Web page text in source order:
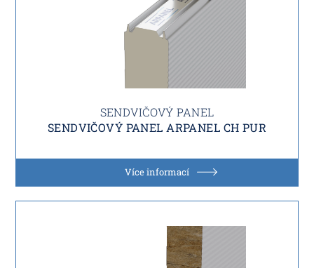
SENDVIČOVÝ PANEL
SENDVIČOVÝ PANEL ARPANEL CH PUR
Více informací